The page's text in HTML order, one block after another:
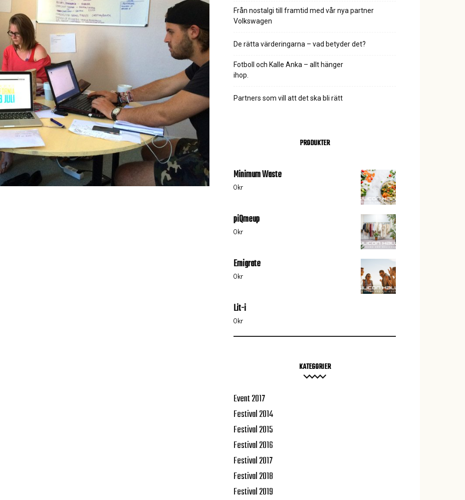
Från nostalgi till framtid med vår nya partner
Volkswagen
De rätta värderingarna – vad betyder det?
Fotboll och Kalle Anka – allt hänger
ihop.
Partners som vill att det ska bli rätt
PRODUKTER
Minimum Waste
0kr
piQmeup
0kr
Emigrate
0kr
Lit-i
0kr
KATEGORIER
Event 2017
Festival 2014
Festival 2015
Festival 2016
Festival 2017
Festival 2018
Festival 2019